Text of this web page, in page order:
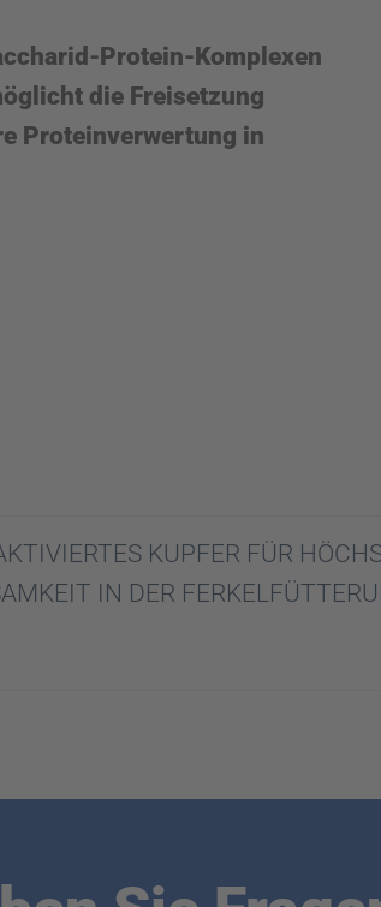
Protein-Komplexen
die Freisetzung
Proteinverwertung in
KUPFER FÜR
IN DER